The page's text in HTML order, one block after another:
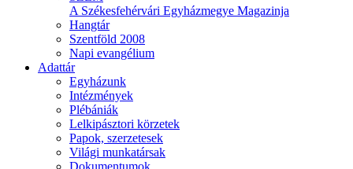
A Székesfehérvári Egyházmegye Magazinja
Hangtár
Szentföld 2008
Napi evangélium
Adattár
Egyházunk
Intézmények
Plébániák
Lelkipásztori körzetek
Papok, szerzetesek
Világi munkatársak
Dokumentumok